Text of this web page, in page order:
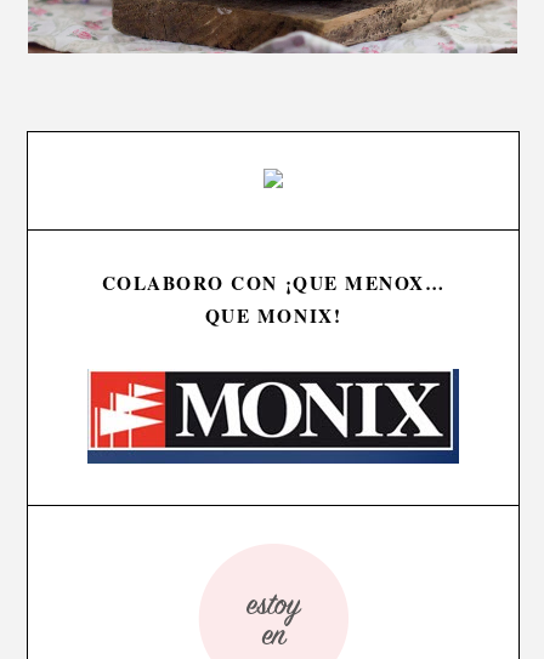
COLABORO CON ¡QUE MENOX…
QUE MONIX!